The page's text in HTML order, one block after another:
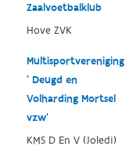
Zaalvoetbalklub
Hove ZVK
Multisportvereniging
' Deugd en
Volharding Mortsel
vzw'
KMS D En V (Joledi)